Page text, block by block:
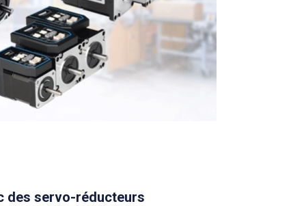
des servo-réducteurs